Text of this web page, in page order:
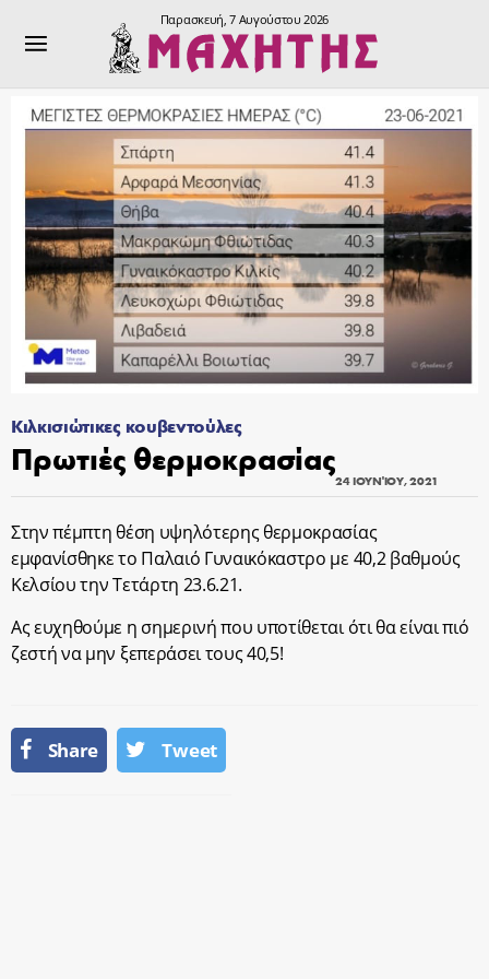
Παρασκευή, 7 Αυγούστου 2026
Κιλκισιώτικες κουβεντούλες
Πρωτιές θερμοκρασίας
24 ΙΟΥΝΊΟΥ, 2021
Στην πέμπτη θέση υψηλότερης θερμοκρασίας
εμφανίσθηκε το Παλαιό Γυναικόκαστρο με 40,2 βαθμούς
Κελσίου την Τετάρτη 23.6.21.
Ας ευχηθούμε η σημερινή που υποτίθεται ότι θα είναι πιό
ζεστή να μην ξεπεράσει τους 40,5!
Share Tweet